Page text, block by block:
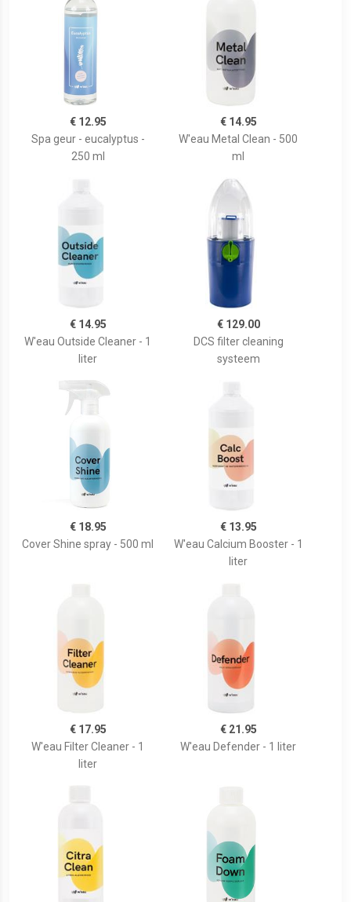
€ 12.95
Spa geur - eucalyptus -
250 ml
€ 14.95
W'eau Metal Clean - 500
ml
€ 14.95
W'eau Outside Cleaner - 1
liter
€ 129.00
DCS filter cleaning
systeem
€ 18.95
Cover Shine spray - 500 ml
€ 13.95
W'eau Calcium Booster - 1
liter
€ 17.95
W'eau Filter Cleaner - 1
liter
€ 21.95
W'eau Defender - 1 liter